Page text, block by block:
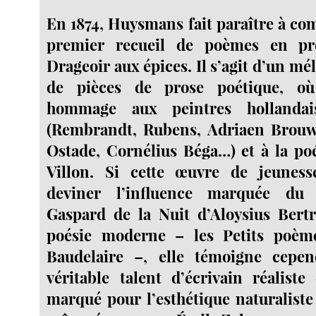
En 1874, Huysmans fait paraître à
premier recueil de poèmes en
Drageoir aux épices. Il s’agit d’un
de pièces de prose poétique,
hommage aux peintres
(Rembrandt, Rubens, Adriaen
Ostade, Cornélius Béga…) et à la
Villon. Si cette œuvre de
deviner l’influence marquée
Gaspard de la Nuit d’Aloysius
poésie moderne – les Petits
Baudelaire –, elle témoigne
véritable talent d’écrivain
marqué pour l’esthétique